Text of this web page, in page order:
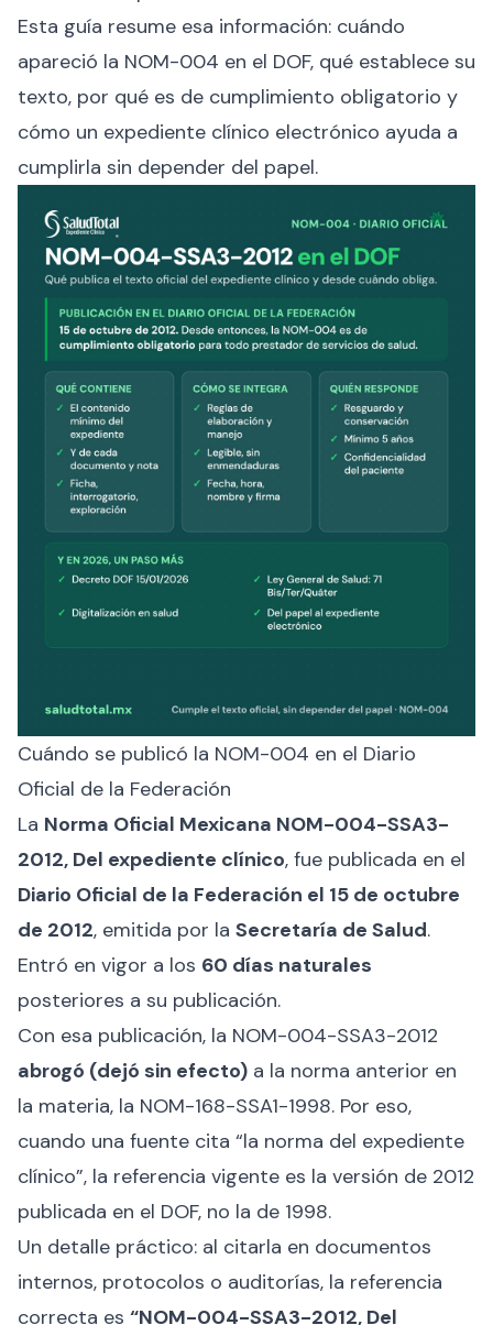
Esta guía resume esa información: cuándo
apareció la NOM-004 en el DOF, qué establece su
texto, por qué es de cumplimiento obligatorio y
cómo un expediente clínico electrónico ayuda a
cumplirla sin depender del papel.
Cuándo se publicó la NOM-004 en el Diario
Oficial de la Federación
La Norma Oficial Mexicana NOM-004-SSA3-
2012, Del expediente clínico, fue publicada en el
Diario Oficial de la Federación el 15 de octubre
de 2012, emitida por la Secretaría de Salud.
Entró en vigor a los 60 días naturales
posteriores a su publicación.
Con esa publicación, la NOM-004-SSA3-2012
abrogó (dejó sin efecto) a la norma anterior en
la materia, la NOM-168-SSA1-1998. Por eso,
cuando una fuente cita “la norma del expediente
clínico”, la referencia vigente es la versión de 2012
publicada en el DOF, no la de 1998.
Un detalle práctico: al citarla en documentos
internos, protocolos o auditorías, la referencia
correcta es “NOM-004-SSA3-2012, Del